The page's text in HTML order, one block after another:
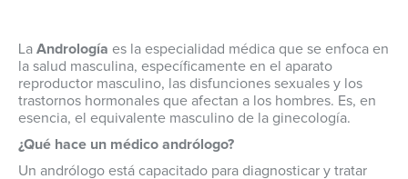
La Andrología es la especialidad médica que se enfoca en
la salud masculina, específicamente en el aparato
reproductor masculino, las disfunciones sexuales y los
trastornos hormonales que afectan a los hombres. Es, en
esencia, el equivalente masculino de la ginecología.
¿Qué hace un médico andrólogo?
Un andrólogo está capacitado para diagnosticar y tratar